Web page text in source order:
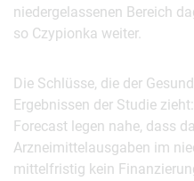
niedergelassenen Bereich
so Czypionka weiter.
Die Schlüsse, die der
Ergebnissen der Studie
Forecast legen nahe, dass
Arzneimittelausgaben im
mittelfristig kein